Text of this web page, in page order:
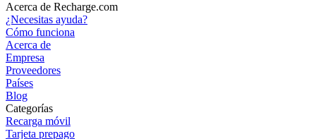
Acerca de Recharge.com
¿Necesitas ayuda?
Cómo funciona
Acerca de
Empresa
Proveedores
Países
Blog
Categorías
Recarga móvil
Tarjeta prepago